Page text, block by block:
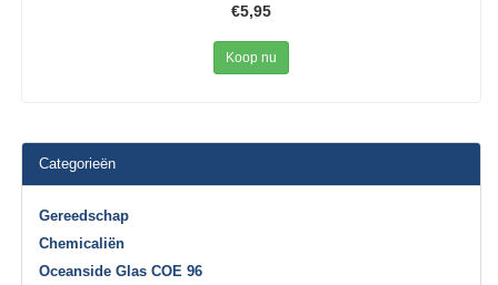
€5,95
Koop nu
Categorieën
Gereedschap
Chemicaliën
Oceanside Glas COE 96